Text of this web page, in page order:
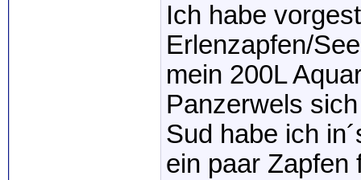
Ich habe
Erlenzapfen/
mein 200L
Panzerwels
Sud habe ich
ein paar Zapfen